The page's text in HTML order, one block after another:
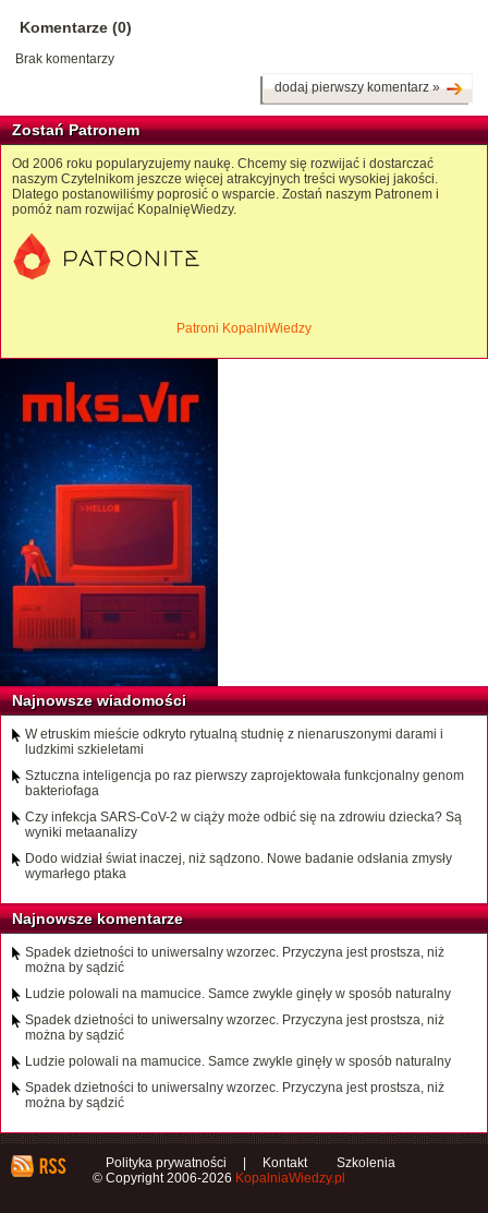
Komentarze (0)
Brak komentarzy
dodaj pierwszy komentarz »
Zostań Patronem
Od 2006 roku popularyzujemy naukę. Chcemy się rozwijać i dostarczać
naszym Czytelnikom jeszcze więcej atrakcyjnych treści wysokiej jakości.
Dlatego postanowiliśmy poprosić o wsparcie. Zostań naszym Patronem i
pomóż nam rozwijać KopalnięWiedzy.
Patroni KopalniWiedzy
Najnowsze wiadomości
W etruskim mieście odkryto rytualną studnię z nienaruszonymi darami i
ludzkimi szkieletami
Sztuczna inteligencja po raz pierwszy zaprojektowała funkcjonalny genom
bakteriofaga
Czy infekcja SARS-CoV-2 w ciąży może odbić się na zdrowiu dziecka? Są
wyniki metaanalizy
Dodo widział świat inaczej, niż sądzono. Nowe badanie odsłania zmysły
wymarłego ptaka
Najnowsze komentarze
Spadek dzietności to uniwersalny wzorzec. Przyczyna jest prostsza, niż
można by sądzić
Ludzie polowali na mamucice. Samce zwykle ginęły w sposób naturalny
Spadek dzietności to uniwersalny wzorzec. Przyczyna jest prostsza, niż
można by sądzić
Ludzie polowali na mamucice. Samce zwykle ginęły w sposób naturalny
Spadek dzietności to uniwersalny wzorzec. Przyczyna jest prostsza, niż
można by sądzić
Polityka prywatności Kontakt
Szkolenia
© Copyright 2006-2026 KopalniaWiedzy.pl